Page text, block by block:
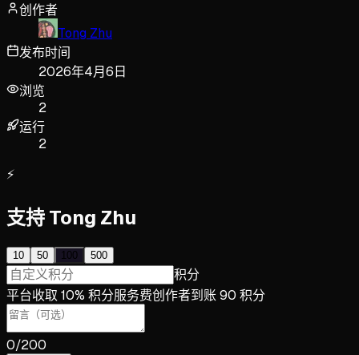
创作者
Tong Zhu
发布时间
2026年4月6日
浏览
2
运行
2
⚡
支持 Tong Zhu
10 50 100 500
积分
平台收取 10% 积分服务费创作者到账 90 积分
0/200